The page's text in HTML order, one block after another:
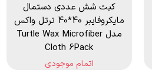
کیت شش عددی دستمال
مایکروفایبر 40*40 ترتل واکس
مدل Turtle Wax Microfiber
Cloth 6Pack
اتمام موجودی